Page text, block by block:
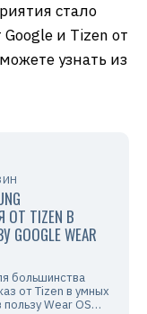
стало
и Tizen от
узнать из
TIZEN В
WEAR
большинства
от Tizen в умных
пользу Wear OS…